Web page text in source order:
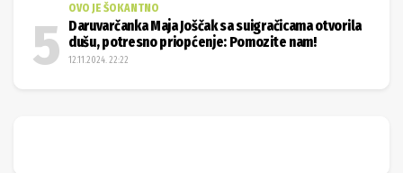
OVO JE ŠOKANTNO
Daruvarčanka Maja Joščak sa suigračicama otvorila
dušu, potresno priopćenje: Pomozite nam!
12.11.2024. 22:22